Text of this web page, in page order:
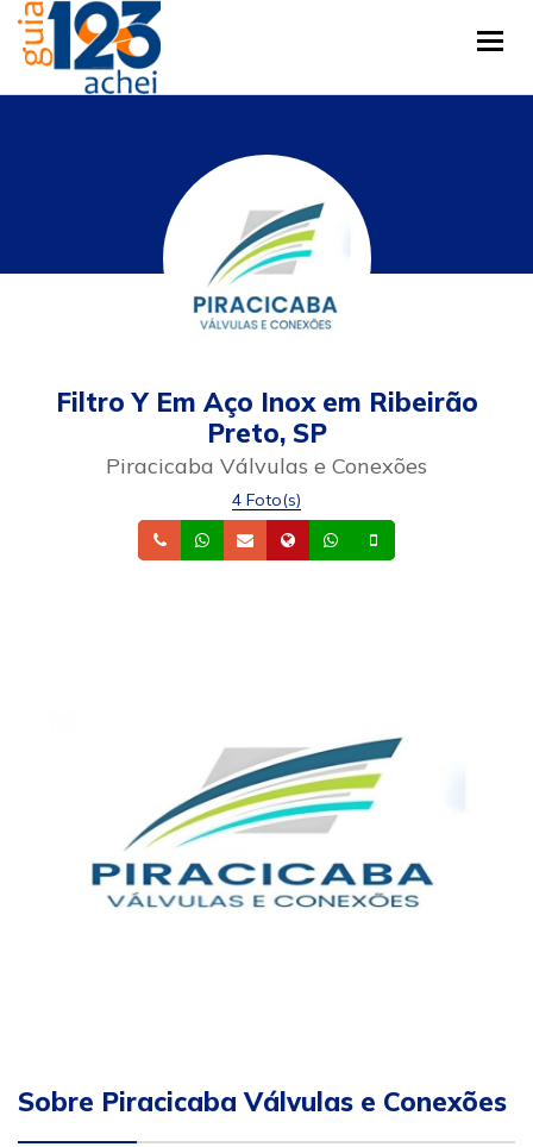
Filtro Y Em Aço Inox em Ribeirão
Preto, SP
Piracicaba Válvulas e Conexões
4 Foto(s)
TelefoneWhatsapp
Email Site Whatsapp
Sobre Piracicaba Válvulas e Conexões